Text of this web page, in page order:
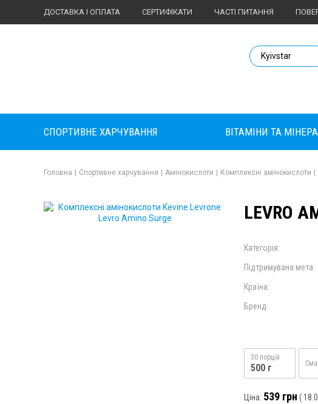
ДОСТАВКА І ОПЛАТА СЕРТИФІКАТИ ЧАСТІ ПИТАННЯ
Body Market №1 магазин
Kyivstar
СПОРТИВНЕ ХАРЧУВАННЯ ВІТАМІНИ ТА
Головна Спортивне харчування Амінокислоти Комплексні амінокислоти
LEVRO
Категорія:
Підтримувана мета:
Країна:
Бренд:
30 порцій
500 г
Ціна: 539 грн (